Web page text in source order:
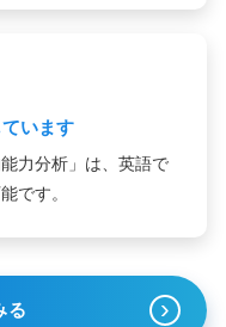
います
力分析」は、英語で
です。
る ›